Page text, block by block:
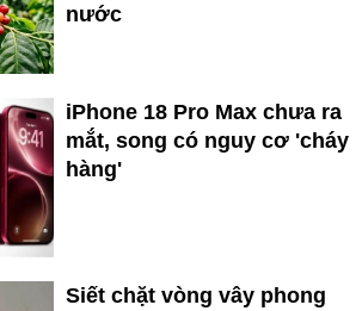
nước
iPhone 18 Pro Max chưa ra
mắt, song có nguy cơ 'cháy
hàng'
Siết chặt vòng vây phong